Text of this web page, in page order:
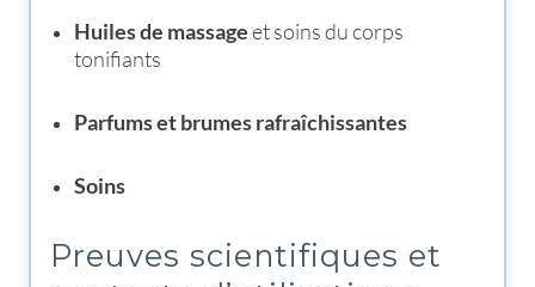
Huiles de massageet soins du corps
tonifiants
Parfums et brumes rafraîchissantes
Soins
Preuves scientifiques et